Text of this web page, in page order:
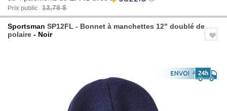
Prix public 13,78 $
Sportsman SP12FL - Bonnet à manchettes 12" doublé de
polaire - Noir